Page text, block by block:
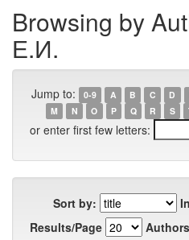
Browsing by
Е.И.
Jump to: 0-9 A B C D
M
N O P Q R S
or enter first few letters:
Sort by:
Results/Page